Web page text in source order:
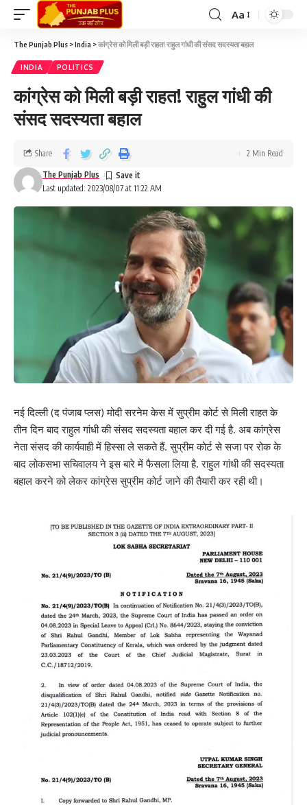
Aa
The Punjab Plus >India >कांग्रेस को मिली बड़ी राहत! राहुल गांधी की संसद सदस्यता बहाल
INDIA POLITICS
कांग्रेस को मिली बड़ी राहत! राहुल गांधी की
संसद सदस्यता बहाल
Last updated: 2023/08/07 at 11:22 AM
The Punjab Plus
Share 2 Min Read
नई दिल्ली (द पंजाब प्लस) मोदी सरनेम केस में सुप्रीम कोर्ट से मिली राहत के
तीन दिन बाद राहुल गांधी की संसद सदस्यता बहाल कर दी गई है. अब कांग्रेस
नेता संसद की कार्यवाही में हिस्सा ले सकते हैं. सुप्रीम कोर्ट से सजा पर रोक के
बाद लोकसभा सचिवालय ने इस बारे में फैसला लिया है. राहुल गांधी की सदस्यता
बहाल करने को लेकर कांग्रेस सुप्रीम कोर्ट जाने की तैयारी कर रही थी।